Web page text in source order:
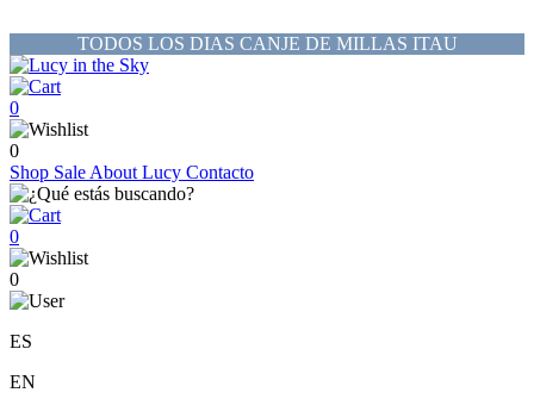
TODOS LOS DIAS CANJE DE MILLAS ITAU
0
0
Shop Sale About Lucy Contacto
0
0
ES
EN